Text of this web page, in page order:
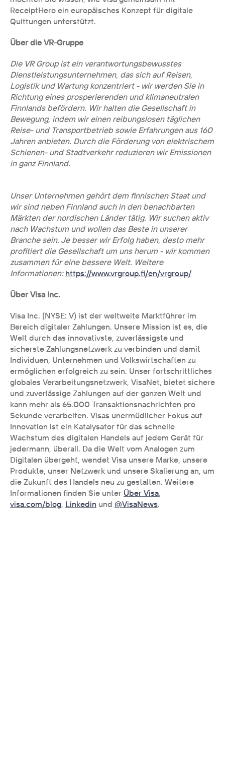
ReceiptHero ein europäisches Konzept für digitale
Quittungen unterstützt.
Über die VR-Gruppe
Die VR Group ist ein verantwortungsbewusstes
Dienstleistungsunternehmen, das sich auf Reisen,
Logistik und Wartung konzentriert - wir werden Sie in
Richtung eines prosperierenden und klimaneutralen
Finnlands befördern. Wir halten die Gesellschaft in
Bewegung, indem wir einen reibungslosen täglichen
Reise- und Transportbetrieb sowie Erfahrungen aus 160
Jahren anbieten. Durch die Förderung von elektrischem
Schienen- und Stadtverkehr reduzieren wir Emissionen
in ganz Finnland.
Unser Unternehmen gehört dem finnischen Staat und
wir sind neben Finnland auch in den benachbarten
Märkten der nordischen Länder tätig. Wir suchen aktiv
nach Wachstum und wollen das Beste in unserer
Branche sein. Je besser wir Erfolg haben, desto mehr
profitiert die Gesellschaft um uns herum - wir kommen
zusammen für eine bessere Welt. Weitere
Informationen: https://www.vrgroup.fi/en/vrgroup/
Über Visa Inc.
Visa Inc. (NYSE: V) ist der weltweite Marktführer im
Bereich digitaler Zahlungen. Unsere Mission ist es, die
Welt durch das innovativste, zuverlässigste und
sicherste Zahlungsnetzwerk zu verbinden und damit
Individuen, Unternehmen und Volkswirtschaften zu
ermöglichen erfolgreich zu sein. Unser fortschrittliches
globales Verarbeitungsnetzwerk, VisaNet, bietet sichere
und zuverlässige Zahlungen auf der ganzen Welt und
kann mehr als 65.000 Transaktionsnachrichten pro
Sekunde verarbeiten. Visas unermüdlicher Fokus auf
Innovation ist ein Katalysator für das schnelle
Wachstum des digitalen Handels auf jedem Gerät für
jedermann, überall. Da die Welt vom Analogen zum
Digitalen übergeht, wendet Visa unsere Marke, unsere
Produkte, unser Netzwerk und unsere Skalierung an, um
die Zukunft des Handels neu zu gestalten. Weitere
Informationen finden Sie unter Über Visa
visa.com/blog, Linkedin und @VisaNews.